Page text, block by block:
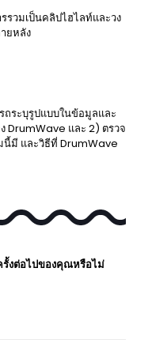
รวมเป็นคลิปไฮไลท์และวง
ยหลัง
ระบุรูปแบบในข้อมูลและ
DrumWave และ 2) ตรวจ
มี และวิธีที่ DrumWave
รั้งต่อไปของคุณหรือไม่